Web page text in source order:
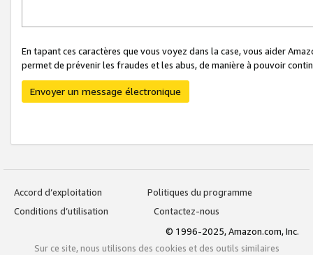
En tapant ces caractères que vous voyez dans la case, vous aider
permet de prévenir les fraudes et les abus, de manière à pouvoir
Envoyer un message électronique
Accord d’exploitation
Politiques du programme
Conditions d’utilisation
Contactez-nous
© 1996-2025, Amazon.com, Inc.
Sur ce site, nous utilisons des cookies et des outils similaires